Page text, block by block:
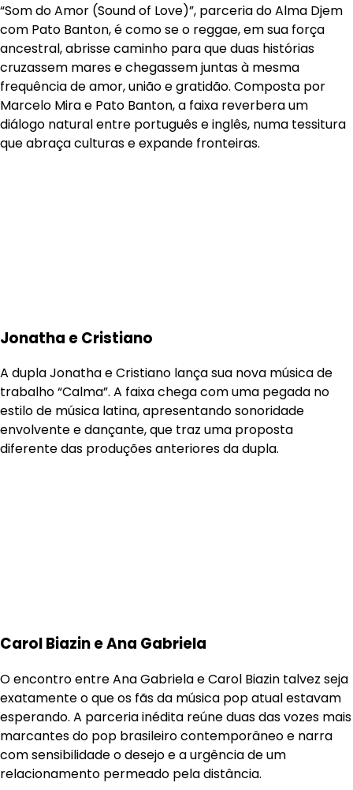
“Som do Amor (Sound of Love)”, parceria do Alma Djem
com Pato Banton, é como se o reggae, em sua força
ancestral, abrisse caminho para que duas histórias
cruzassem mares e chegassem juntas à mesma
frequência de amor, união e gratidão. Composta por
Marcelo Mira e Pato Banton, a faixa reverbera um
diálogo natural entre português e inglês, numa tessitura
que abraça culturas e expande fronteiras.
Jonatha e Cristiano
A dupla Jonatha e Cristiano lança sua nova música de
trabalho “Calma”. A faixa chega com uma pegada no
estilo de música latina, apresentando sonoridade
envolvente e dançante, que traz uma proposta
diferente das produções anteriores da dupla.
Carol Biazin e Ana Gabriela
O encontro entre Ana Gabriela e Carol Biazin talvez seja
exatamente o que os fãs da música pop atual estavam
esperando. A parceria inédita reúne duas das vozes mais
marcantes do pop brasileiro contemporâneo e narra
com sensibilidade o desejo e a urgência de um
relacionamento permeado pela distância.